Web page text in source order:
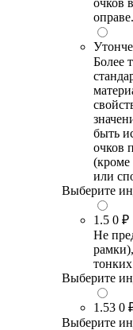
очков
оправе.
Более
быть
очков
(кроме
или
Выберите
1.5 0 ₽
Не
Выберите
1.53 0
Выберите